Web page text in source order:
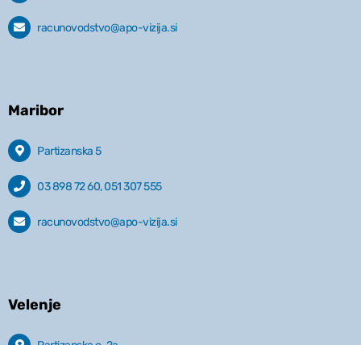
racunovodstvo@apo-vizija.si
Maribor
Partizanska 5
03 898 72 60, 051 307 555
racunovodstvo@apo-vizija.si
Velenje